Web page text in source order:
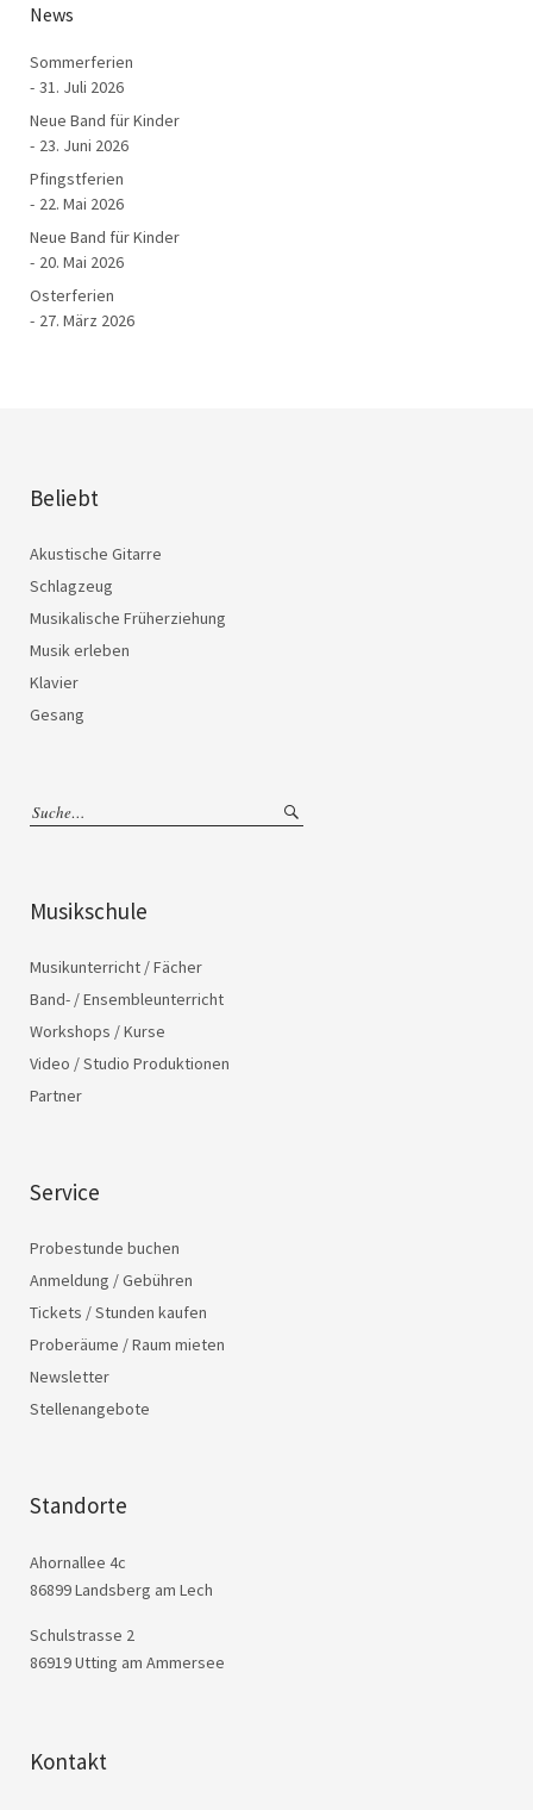
News
Sommerferien
31. Juli 2026
Neue Band für Kinder
23. Juni 2026
Pfingstferien
22. Mai 2026
Neue Band für Kinder
20. Mai 2026
Osterferien
27. März 2026
Beliebt
Akustische Gitarre
Schlagzeug
Musikalische Früherziehung
Musik erleben
Klavier
Gesang
Musikschule
Musikunterricht / Fächer
Band- / Ensembleunterricht
Workshops / Kurse
Video / Studio Produktionen
Partner
Service
Probestunde buchen
Anmeldung / Gebühren
Tickets / Stunden kaufen
Proberäume / Raum mieten
Newsletter
Stellenangebote
Standorte
Ahornallee 4c
86899 Landsberg am Lech
Schulstrasse 2
86919 Utting am Ammersee
Kontakt